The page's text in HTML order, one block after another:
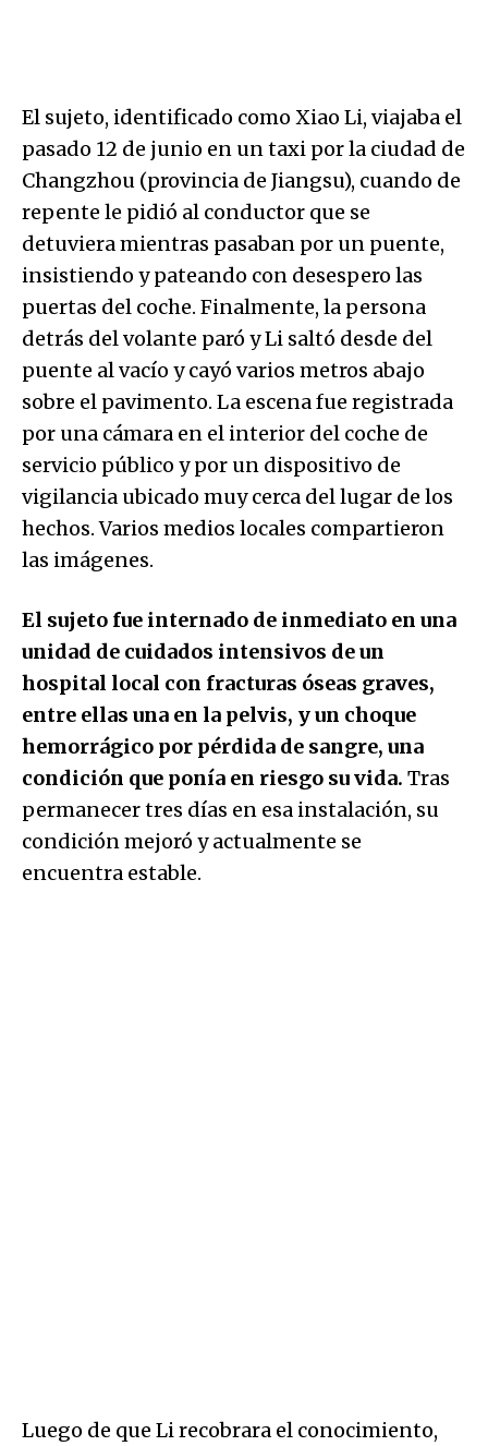
El sujeto, identificado como Xiao Li, viajaba el
pasado 12 de junio en un taxi por la ciudad de
Changzhou (provincia de Jiangsu), cuando de
repente le pidió al conductor que se
detuviera mientras pasaban por un puente,
insistiendo y pateando con desespero las
puertas del coche. Finalmente, la persona
detrás del volante paró y Li saltó desde del
puente al vacío y cayó varios metros abajo
sobre el pavimento. La escena fue registrada
por una cámara en el interior del coche de
servicio público y por un dispositivo de
vigilancia ubicado muy cerca del lugar de los
hechos. Varios medios locales compartieron
las imágenes.
El sujeto fue internado de inmediato en una
unidad de cuidados intensivos de un
hospital local con fracturas óseas graves,
entre ellas una en la pelvis, y un choque
hemorrágico por pérdida de sangre, una
condición que ponía en riesgo su vida. Tras
permanecer tres días en esa instalación, su
condición mejoró y actualmente se
encuentra estable.
Luego de que Li recobrara el conocimiento,